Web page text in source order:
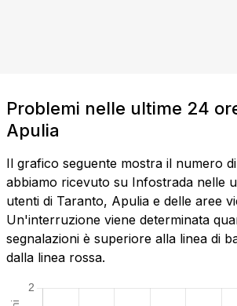
Problemi nelle ultime 24
Apulia
Il grafico seguente mostra il numero
abbiamo ricevuto su Infostrada nelle
utenti di Taranto, Apulia e delle aree
Un'interruzione viene determinata
segnalazioni è superiore alla linea di
dalla linea rossa.